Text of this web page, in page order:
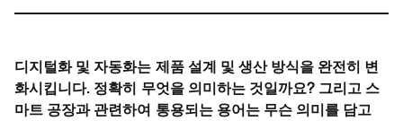
디지털화 및 자동화는 제품 설계 및 생산 방식을 완전히 변
화시킵니다. 정확히 무엇을 의미하는 것일까요? 그리고 스
마트 공장과 관련하여 통용되는 용어는 무슨 의미를 담고